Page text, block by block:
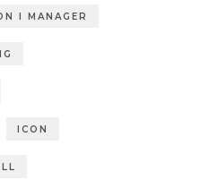
I MANAGER
ICON